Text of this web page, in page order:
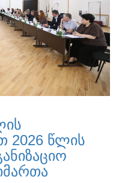
2026 წლის